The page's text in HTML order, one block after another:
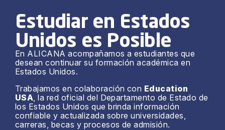
Estudiar en Estados
Unidos es Posible
En ALICANA acompañamos a estudiantes que
desean continuar su formación académica en
Estados Unidos.
Trabajamos en colaboración con Education
USA , la red oficial del Departamento de Estado de
los Estados Unidos que brinda información
confiable y actualizada sobre universidades,
carreras, becas y procesos de admisión.